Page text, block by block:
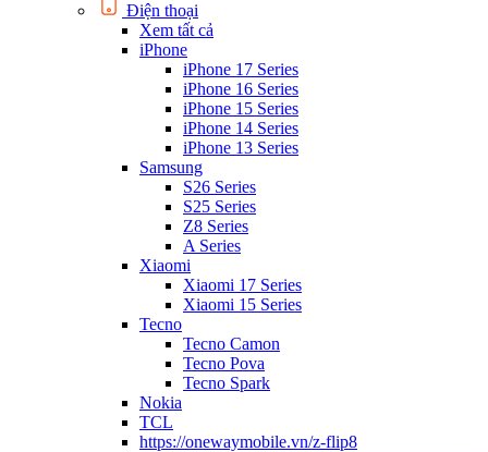
Điện thoại
Xem tất cả
iPhone
iPhone 17 Series
iPhone 16 Series
iPhone 15 Series
iPhone 14 Series
iPhone 13 Series
Samsung
S26 Series
S25 Series
Z8 Series
A Series
Xiaomi
Xiaomi 17 Series
Xiaomi 15 Series
Tecno
Tecno Camon
Tecno Pova
Tecno Spark
Nokia
TCL
https://onewaymobile.vn/z-flip8